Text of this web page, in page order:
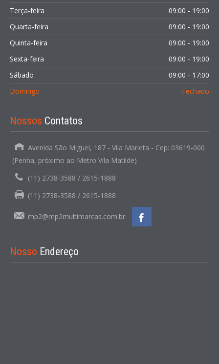
Terça-feira
09:00 - 19:00
Quarta-feira
09:00 - 19:00
Quinta-feira
09:00 - 19:00
Sexta-feira
09:00 - 19:00
Sábado
09:00 - 17:00
Domingo
Fechado
Nossos Contatos
Avenida São Miguel, 187 - Vila Marieta - Cep: 03619-000
(Penha, próximo ao Metro Vila Matilde)
(11) 2738-3588 / 2615-1888
(11) 2738-3588 / 2615-1888
mp2@mp2multimarcas.com.br
Nosso Endereço